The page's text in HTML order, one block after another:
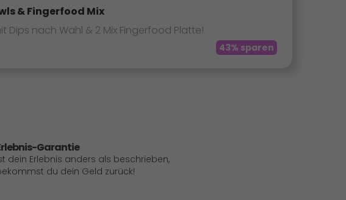
& Fingerfood Mix
Dips nach Wahl & 2 Mix Fingerfood Platte!
43% sparen
Garantie
dein Erlebnis anders als beschrieben,
du dein Geld zurück!